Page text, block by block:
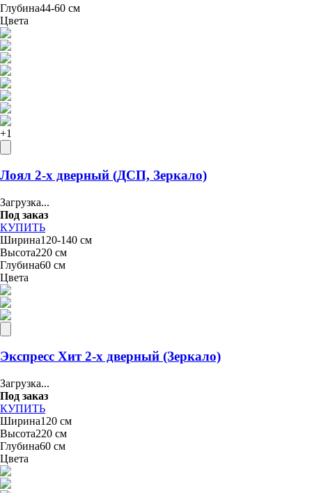
Глубина44-60 см
Цвета
+1
Лоял 2-х дверный (ДСП, Зеркало)
Загрузка...
Под заказ
КУПИТЬ
Ширина120-140 см
Высота220 см
Глубина60 см
Цвета
Экспресс Хит 2-х дверный (Зеркало)
Загрузка...
Под заказ
КУПИТЬ
Ширина120 см
Высота220 см
Глубина60 см
Цвета